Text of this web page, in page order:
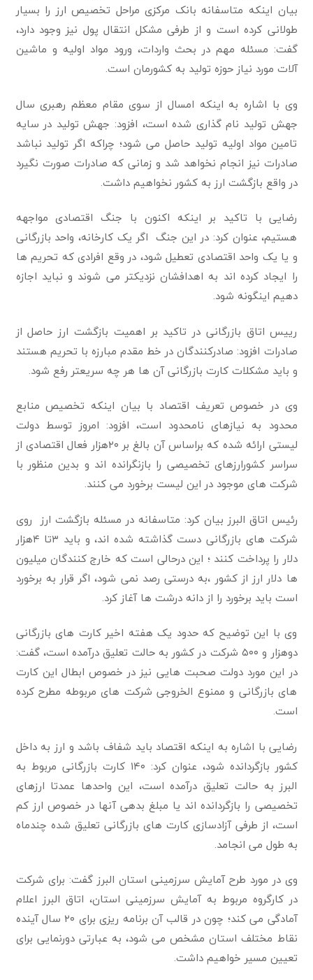
بیان اینکه متاسفانه بانک مرکزی مراحل تخصیص ارز را بسیار
طولانی کرده است و از طرفی مشکل انتقال پول نیز وجود دارد،
گفت: مسئله مهم در بحث واردات، ورود مواد اولیه و ماشین
آلات مورد نیاز حوزه تولید به کشورمان است.
وی با اشاره به اینکه امسال از سوی مقام معظم رهبری سال
جهش تولید نام گذاری شده است، افزود: جهش تولید در سایه
تامین مواد اولیه تولید حاصل می شود؛ چراکه اگر تولید نباشد
صادرات نیز انجام نخواهد شد و زمانی که صادرات صورت نگیرد
در واقع بازگشت ارز به کشور نخواهیم داشت.
رضایی با تاکید بر اینکه اکنون با جنگ اقتصادی مواجهه
هستیم، عنوان کرد: در این جنگ اگر یک کارخانه، واحد بازرگانی
و یا یک واحد اقتصادی تعطیل شود، در وقع افرادی که تحریم ها
را ایجاد کرده اند به اهدافشان نزدیکتر می شوند و نباید اجازه
دهیم اینگونه شود.
رییس اتاق بازرگانی در تاکید بر اهمیت بازگشت ارز حاصل از
صادرات افزود: صادرکنندگان در خط مقدم مبارزه با تحریم هستند
و باید مشکلات کارت بازرگانی آن ها هر چه سریعتر رفع شود.
وی در خصوص تعریف اقتصاد با بیان اینکه تخصیص منابع
محدود به نیازهای نامحدود است، افزود: امروز توسط دولت
لیستی ارائه شده که براساس آن بالغ بر ۲۰هزار فعال اقتصادی از
سراسر کشورارزهای تخصیصی را بازنگرانده اند و بدین منظور با
شرکت های موجود در این لیست برخورد می کنند.
رئیس اتاق البرز بیان کرد: متاسفانه در مسئله بازگشت ارز روی
شرکت های بازرگانی دست گذاشته شده اند، و باید ۳تا ۴هزار
دلار را پرداخت کنند ؛ این درحالی است که خارج کنندگان میلیون
ها دلار ارز از کشور ،به درستی رصد نمی شود، اگر قرار به برخورد
است باید برخورد را از دانه درشت ها آغاز کرد.
وی با این توضیح که حدود یک هفته اخیر کارت های بازرگانی
دوهزار و ۵۰۰ شرکت در کشور به حالت تعلیق درآمده است، گفت:
در این مورد دولت صحبت هایی نیز در خصوص ابطال این کارت
های بازرگانی و ممنوع الخروجی شرکت های مربوطه مطرح کرده
است.
رضایی با اشاره به اینکه اقتصاد باید شفاف باشد و ارز به داخل
کشور بازگردانده شود، عنوان کرد: ۱۴۰ کارت بازرگانی مربوط به
البرز به حالت تعلیق درآمده است، این واحدها عمدتا ارزهای
تخصیصی را بازگردانده اند یا مبلغ بدهی آنها در خصوص ارز کم
است، از طرفی آزادسازی کارت های بازرگانی تعلیق شده چندماه
به طول می انجامد.
وی در مورد طرح آمایش سرزمینی استان البرز گفت: برای شرکت
در کارگروه مربوط به آمایش سرزمینی استان، اتاق البرز اعلام
آمادگی می کند؛ چون در قالب آن برنامه ریزی برای ۲۰ سال آینده
نقاط مختلف استان مشخص می شود، به عبارتی دورنمایی برای
تعیین مسیر خواهیم داشت.